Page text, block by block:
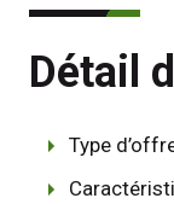
Détail
Type